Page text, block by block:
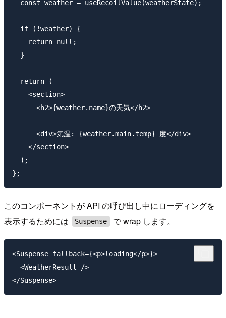
  const weather = useRecoilValue(weatherState);
  if (!weather) {
    return null;
  }
  return (
    <section>
      <h2>{weather.name}の天気</h2>
      <div>気温: {weather.main.temp} 度</div>
    </section>
  );
このコンポーネントが API の呼び出し中にローディングを
表示するためには
Suspense で wrap します。
<Suspense fallback={<p>loading</p>}>
  <WeatherResult />